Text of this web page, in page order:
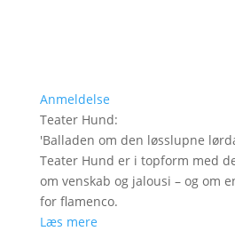
Anmeldelse
Teater Hund:
'Balladen om den løsslupne
Teater Hund er i topform med
om venskab og jalousi – og om
for flamenco.
Læs mere